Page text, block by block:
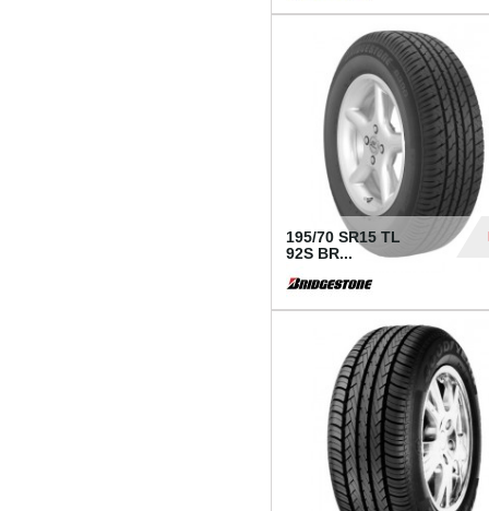
195/70 SR15 TL
92S BR...